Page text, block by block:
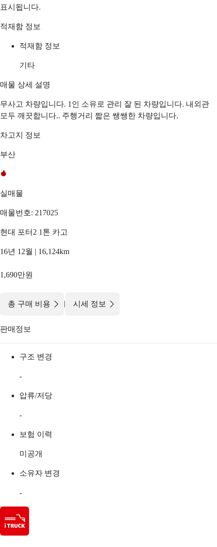
표시됩니다.
적재함 정보
적재함 정보
기타
매물 상세 설명
무사고 차량입니다. 1인 소유로 관리 잘 된 차량입니다. 내외관
모두 깨끗합니다.. 주행거리 짧은 쌩쌩한 차량입니다.
차고지 정보
부산
실매물
매물번호: 217025
현대 포터2 1톤 카고
16년 12월 | 16,124km
1,690만원
총 구매 비용 | 시세 정보
판매정보
구조 변경
-
압류/저당
-
보험 이력
미공개
소유자 변경
-